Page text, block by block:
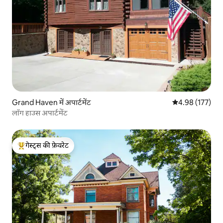
Grand Haven में अपार्टमेंट औसत रेटिंग 5 में से
4.98 (177)
लॉग हाउस अपार्टमेंट
गेस्ट्स का टॉप फ़ेवरेट
गेस्ट्स की फ़ेवरेट